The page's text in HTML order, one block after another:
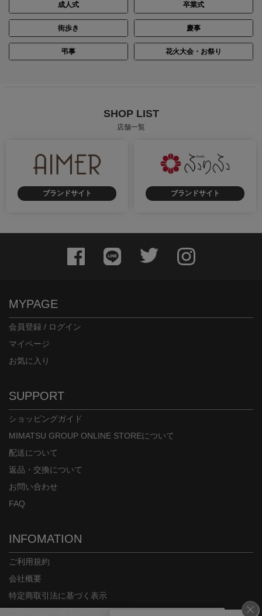
成人式 卒業式
街歩き 慶事
弔事 花火大会・お祭り
SHOP LIST
店舗一覧
ブランドサイト ブランドサイト
MYPAGE
会員登録 / ログイン
マイページ
お気に入り
SUPPORT
ショッピングガイド
MIMATSU GROUP ONLINE STOREについて
配送について
返品・交換について
お問い合わせ
FAQ
INFOMATION
ご利用規約
会社概要
特定商取引法に基づく表示